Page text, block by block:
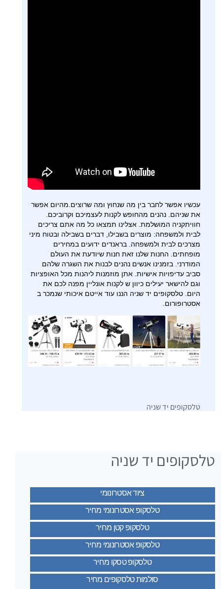
עכשיו אפשר לחבר בין מה שנחוץ ומה שרוצים.מהיום אפשר
את שניהם. נהנים מהחופש לקנות לעצמיכם וקרוביכם.
חוויתקניה המושלמת. אצלינו תמצאו כל מה אתם צריכים
לבית ולמשפחה: מוצרים בשבילו, דברים בשבילה ובטוח מיני
מצרכים לבית ולמשפחה. בראנדים ידועים במחירים
מופחתים. החנות שלנו זאת חנות שיודעת את העולם
המודרני. בזמנינו אנשים נהנים לבנות את השגרה שלהם
סביב עדיפויות אישיות. אתן מוזמנות ליהנות מכל האופציות
וגם להישאר יעילים כיוון ש לקנות אונליין מפנה לכם את
היום. טלסקופים יד שניה הננו עוד אייטם איכותי שנמכר ב
אסטרופורום.
טלסקופים יד שניה
טלסקופים יד שניה
ציוד אסטרונומי
טלסקופ אסטרונומי מחיר
טלסקופ קטן מחיר
טלסקופ אסטרונומי מחיר
טלסקופ טסקו מחיר
סולמות טלסקופים מחיר